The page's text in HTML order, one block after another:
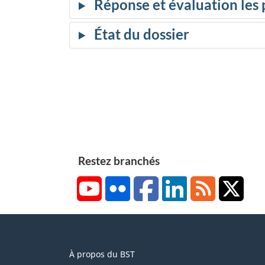
Restez branchés
YouTubeFlickr FacebookLinkedInRSS
this
À propos du BST